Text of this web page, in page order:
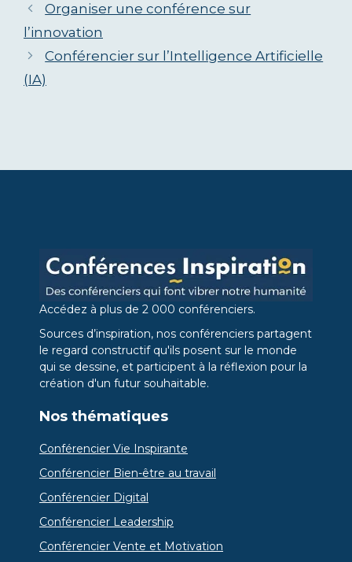
Organiser une conférence sur
l’innovation
Conférencier sur l’Intelligence Artificielle
(IA)
Accédez à plus de 2 000 conférenciers.
Sources d’inspiration, nos conférenciers partagent
le regard constructif qu'ils posent sur le monde
qui se dessine, et participent à la réflexion pour la
création d'un futur souhaitable.
Nos thématiques
Conférencier Vie Inspirante
Conférencier Bien-être au travail
Conférencier Digital
Conférencier Leadership
Conférencier Vente et Motivation